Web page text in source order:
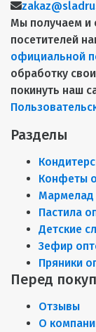
Мы получаем и
посетителей
официальной
обработку
покинуть наш
Разделы
Конфеты
Мармелад
Пастила
Детские
Зефир
Пряники
Перед
Отзывы
О